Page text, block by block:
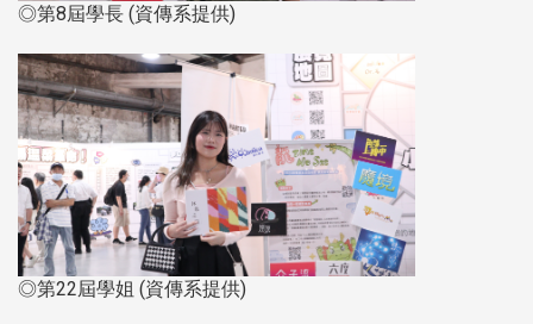
◎第8屆學長 (資傳系提供)
◎第22屆學姐 (資傳系提供)